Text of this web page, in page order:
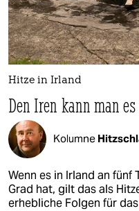
Hitze in Irland
Den Iren kann man
Kolumne
Wenn es in Irland an fünf
Grad hat, gilt das als
erhebliche Folgen für